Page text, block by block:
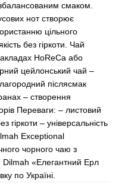
смаком.
нот створює
цільного
без гіркоти. Чай
HoReCa або
цейлонський чай –
післясмак
– створення
Переваги: – листовий
гіркоти – універсальність
Exceptional
чорного чаю з
Dilmah «Елегантний Ерл
по Україні.